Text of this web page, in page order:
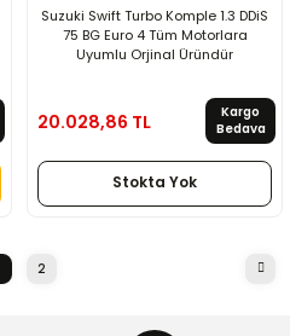
Suzuki Swift Turbo Komple 1.3 DDiS
75 BG Euro 4 Tüm Motorlara
Uyumlu Orjinal Üründür
20.028,86 TL
Kargo
Bedava
Stokta Yok
2